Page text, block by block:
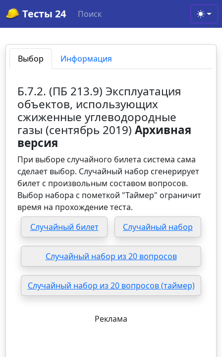
Тесты 24 Поиск
Выбор Информация
Б.7.2. (ПБ 213.9) Эксплуатация
объектов, использующих
сжиженные углеводородные
газы (сентябрь 2019)Архивная
версия
При выборе случайного билета система сама
сделает выбор. Случайный набор сгенерирует
билет с произвольным составом вопросов.
Выбор набора с пометкой "Таймер" ограничит
время на прохождение теста.
Случайный билет
Случайный набор
Случайный набор из 20 вопросов
Случайный набор из 20 вопросов (таймер)
Реклама